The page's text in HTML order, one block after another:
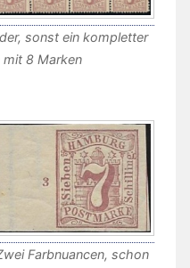
sonst ein kompletter
mit 8 Marken
Farbnuancen, schon